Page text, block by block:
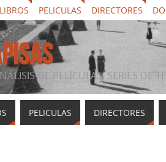
LIBROS PELICULAS DIRECTORES
DE PELÍCULAS, SERIES DE
PELICULAS DIRECTORES